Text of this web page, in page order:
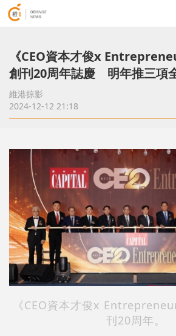
《CEO資本才俊x
創刊20周年誌慶 明年推三項
維港掠影
2024-12-12 21:18
《CEO資本才俊x
刊20周年。